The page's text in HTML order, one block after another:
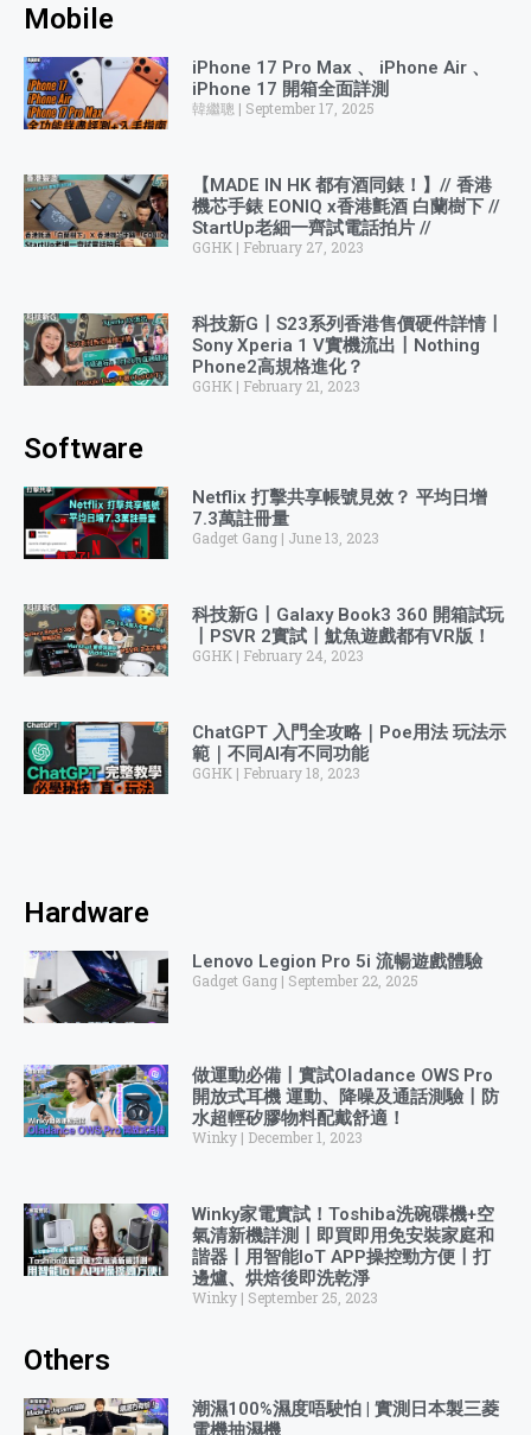
Mobile
iPhone 17 Pro Max 、 iPhone Air 、
iPhone 17 開箱全面詳測
韓繼聰 September 17, 2025
【MADE IN HK 都有酒同錶！】// 香港
機芯手錶 EONIQ x香港氈酒 白蘭樹下 //
StartUp老細一齊試電話拍片 //
GGHK February 27, 2023
科技新G〡S23系列香港售價硬件詳情〡
Sony Xperia 1 V實機流出〡Nothing
Phone2高規格進化？
GGHK February 21, 2023
Software
Netflix 打擊共享帳號見效？ 平均日增
7.3萬註冊量
Gadget Gang June 13, 2023
科技新G〡Galaxy Book3 360 開箱試玩
〡PSVR 2實試〡魷魚遊戲都有VR版！
GGHK February 24, 2023
ChatGPT 入門全攻略｜Poe用法 玩法示
範｜不同AI有不同功能
GGHK February 18, 2023
Hardware
Lenovo Legion Pro 5i 流暢遊戲體驗
Gadget Gang September 22, 2025
做運動必備〡實試Oladance OWS Pro
開放式耳機 運動、降噪及通話測驗〡防
水超輕矽膠物料配戴舒適！
Winky December 1, 2023
Winky家電實試！Toshiba洗碗碟機+空
氣清新機詳測〡即買即用免安裝家庭和
諧器〡用智能IoT APP操控勁方便〡打
邊爐、烘焙後即洗乾淨
Winky September 25, 2023
Others
潮濕100%濕度唔駛怕 | 實測日本製三菱
電機抽濕機